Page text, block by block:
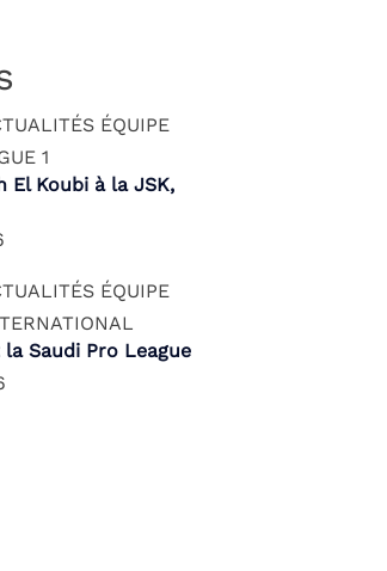
ÉQUIPE
1
El Koubi à la JSK,
ÉQUIPE
Saudi Pro League